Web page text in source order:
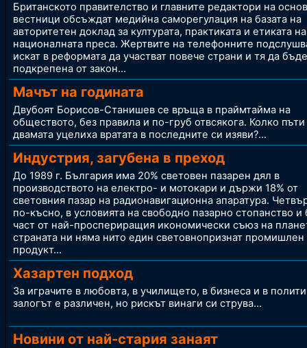
Британското правителство и главните редактори на
вестници обсъждат медийна саморегулация на базата на
авторитетен доклад за културата, практиката и етиката на
националната преса. Жертвите на телефонните
искат в реформата да участват повече страни и тя да бъде
подкрепена от закон...
Мачът на годината
Двубоят Борисов-Станишев се връща в праймтайма на
обществото, без правила и по-груб отвсякога. Колко пъти
двамата уцелиха вратата в последните си изяви?...
Индустрия, загубена в преход
До 1989 г. България има 20% световен пазарен дял в
производството на електро- и мотокари и държи 18% от
световния пазар на радионавигационна апаратура.
по-късно, в условията на свободно пазарно стопанство и
част от най-проспериращия икономически съюз на
страната ни няма нито един световнопризнат промишлен
продукт...
Хазартен подход
За играчите в любовта, в училището, в бизнеса и в
залогът е различен, но рискът винаги си струва...
Новини от най-стария занаят